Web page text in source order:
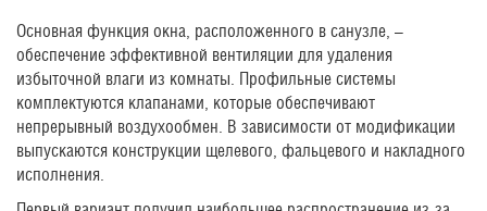
Основная функция окна, расположенного в санузле, –
обеспечение эффективной вентиляции для удаления
избыточной влаги из комнаты. Профильные системы
комплектуются клапанами, которые обеспечивают
непрерывный воздухообмен. В зависимости от модификации
выпускаются конструкции щелевого, фальцевого и накладного
исполнения.